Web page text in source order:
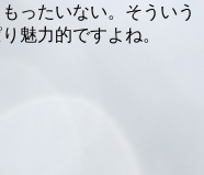
ったいない。そういう
魅力的ですよね。